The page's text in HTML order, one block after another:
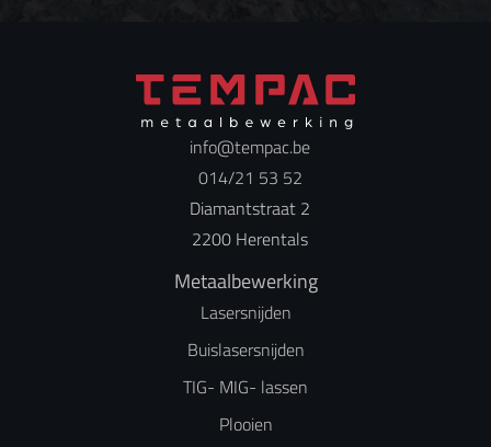
info@tempac.be
014/21 53 52
Diamantstraat 2
2200 Herentals
Metaalbewerking
Lasersnijden
Buislasersnijden
TIG- MIG- lassen
Plooien